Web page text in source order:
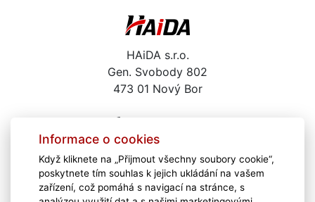
HAiDA s.r.o.
Gen. Svobody 802
473 01 Nový Bor
haida@haida.cz
Kariéra
Školení
Informace o cookies
Když kliknete na „Přijmout všechny soubory cookie“,
poskytnete tím souhlas k jejich ukládání na vašem
zařízení, což pomáhá s navigací na stránce, s